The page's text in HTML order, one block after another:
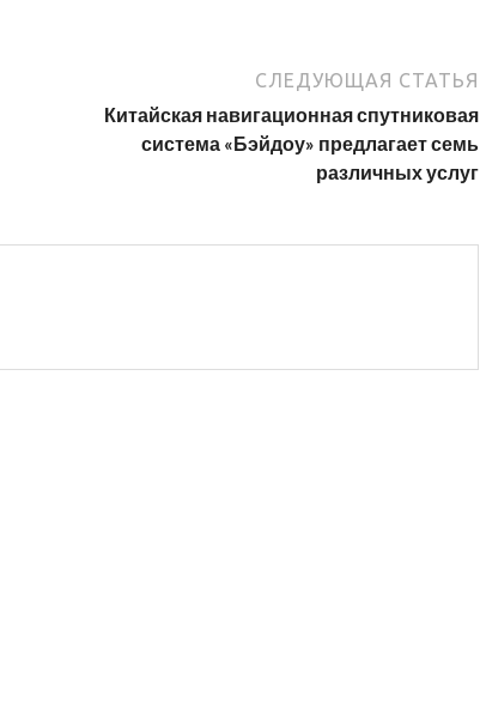
СЛЕДУЮЩАЯ СТАТЬЯ
Китайская навигационная спутниковая
система «Бэйдоу» предлагает семь
различных услуг